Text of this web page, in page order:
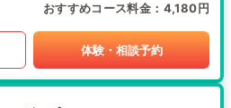
おすすめコース料金 4,180円
体験・相談予約